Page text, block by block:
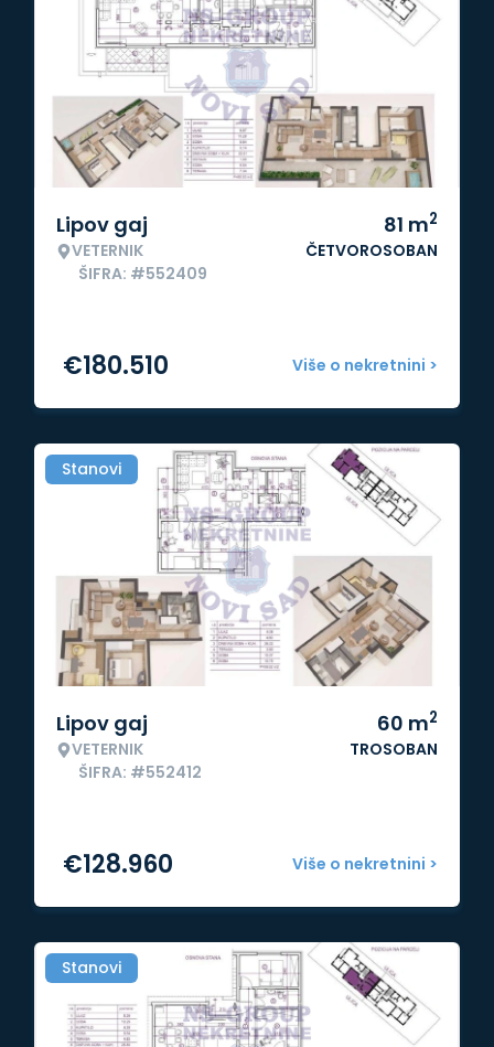
Lipov gaj
VETERNIK
ŠIFRA: #552409
81 m2
ČETVOROSOBAN
Više o nekretnini >
€180.510
Stanovi
Lipov gaj
VETERNIK
ŠIFRA: #552412
60 m2
TROSOBAN
Više o nekretnini >
€128.960
Stanovi